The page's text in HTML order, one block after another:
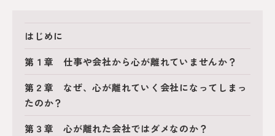
はじめに
第１章 仕事や会社から心が離れていませんか？
第２章 なぜ、心が離れていく会社になってしまっ
たのか？
第３章 心が離れた会社ではダメなのか？